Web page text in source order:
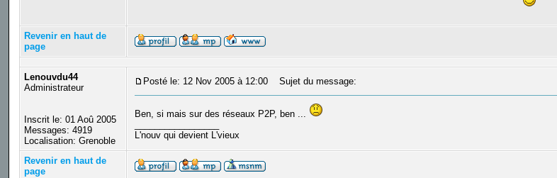
Revenir en haut de
page
Lenouvdu44
Administrateur
Inscrit le: 01 Aoû 2005
Messages: 4919
Localisation: Grenoble
Posté le: 12 Nov 2005 à 12:00 Sujet du message:
Ben, si mais sur des réseaux P2P, ben ...
L'nouv qui devient L'vieux
Revenir en haut de
page